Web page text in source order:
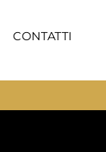
CONTATTI